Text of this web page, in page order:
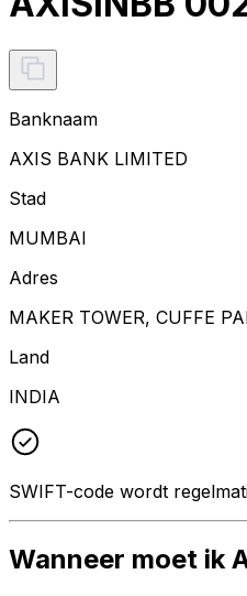
Banknaam
AXIS BANK LIMITED
Stad
MUMBAI
Adres
MAKER TOWER, CUFFE
Land
INDIA
SWIFT-code wordt
Wanneer moet ik